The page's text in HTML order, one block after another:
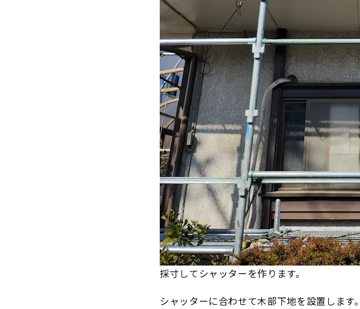
採寸してシャッターを作ります。
シャッターに合わせて木部下地を設置します。